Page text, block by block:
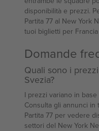
disponibilità e prezzi.
Partita 77 al New York
tuoi biglietti per
Domande
Quali sono i
Svezia?
I prezzi variano in
Consulta gli annunci
Partita 77 per vedere
settori del New York